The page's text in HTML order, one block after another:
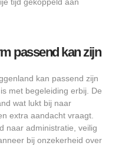
tijd gekoppeld aan
passend kan zijn
kan passend zijn
met begeleiding erbij. De
wat lukt bij naar
extra aandacht vraagt.
naar administratie, veilig
bij onzekerheid over